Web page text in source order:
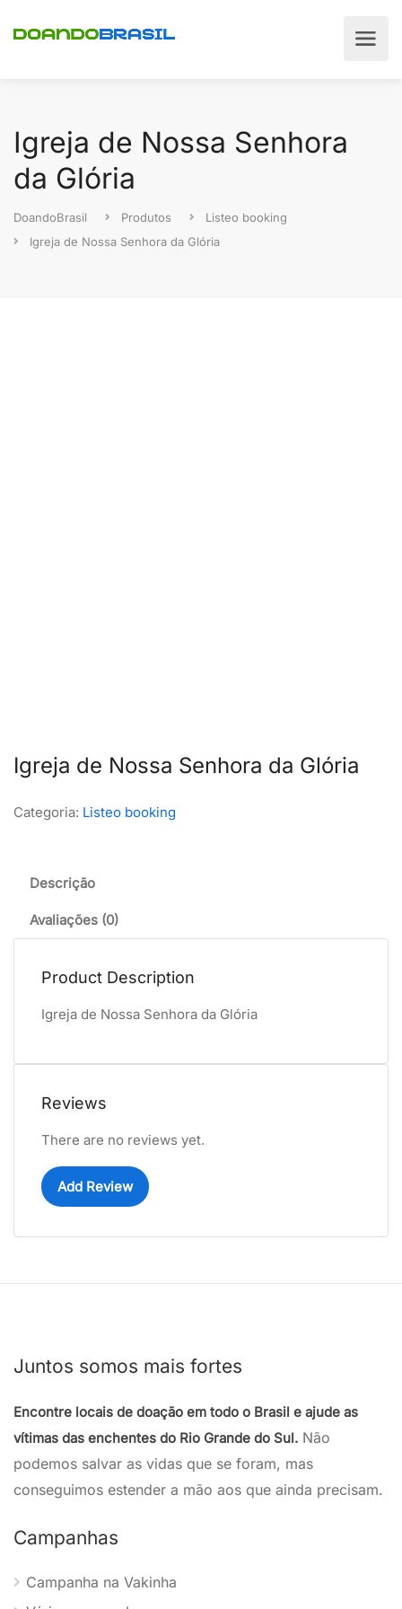
Igreja de Nossa Senhora
da Glória
DoandoBrasil Produtos
Listeo booking
Igreja de Nossa Senhora da Glória
Igreja de Nossa Senhora da Glória
Categoria: Listeo booking
Descrição
Avaliações (0)
Product Description
Igreja de Nossa Senhora da Glória
Reviews
There are no reviews yet.
Add Review
Juntos somos mais fortes
Encontre locais de doação em todo o Brasil e ajude as
vítimas das enchentes do Rio Grande do Sul. Não
podemos salvar as vidas que se foram, mas
conseguimos estender a mão aos que ainda precisam.
Campanhas
Campanha na Vakinha